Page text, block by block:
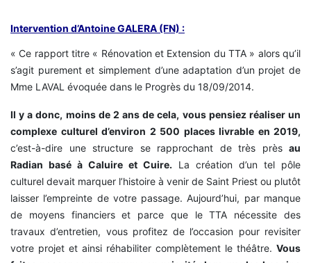
Intervention d’Antoine GALERA (FN) :
« Ce rapport titre « Rénovation et Extension du TTA » alors qu’il
s’agit purement et simplement d’une adaptation d’un projet de
Mme LAVAL évoquée dans le Progrès du 18/09/2014.
Il y a donc, moins de 2 ans de cela, vous pensiez réaliser un
complexe culturel d’environ 2 500 places livrable en 2019,
c’est-à-dire une structure se rapprochant de très près au
Radian basé à Caluire et Cuire. La création d’un tel pôle
culturel devait marquer l’histoire à venir de Saint Priest ou plutôt
laisser l’empreinte de votre passage. Aujourd’hui, par manque
de moyens financiers et parce que le TTA nécessite des
travaux d’entretien, vous profitez de l’occasion pour revisiter
votre projet et ainsi réhabiliter complètement le théâtre. Vous